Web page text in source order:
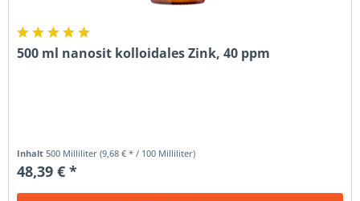
500 ml nanosit kolloidales Zink, 40 ppm
Inhalt500 Milliliter(9,68 € * / 100 Milliliter)
48,39 € *